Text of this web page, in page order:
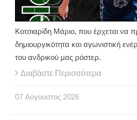
Κοτσιαρίδη Μάριο, που έρχεται να
δημιουργικότητα και αγωνιστική
του ανδρικού μας ρόστερ.
Διαβάστε Περισσότερα
07 Αύγουστος 2026